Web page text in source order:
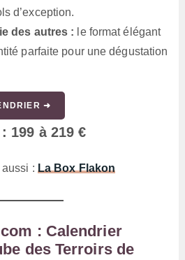
d’exception.
des autres : le format élégant
parfaite pour une dégustation
➜
199 à 219 €
: La Box Flakon
: Calendrier
des Terroirs de